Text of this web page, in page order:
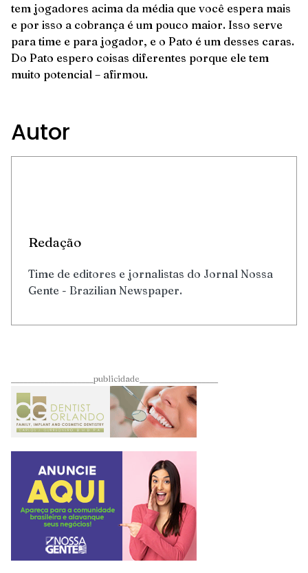
tem jogadores acima da média que você espera mais
e por isso a cobrança é um pouco maior. Isso serve
para time e para jogador, e o Pato é um desses caras.
Do Pato espero coisas diferentes porque ele tem
muito potencial – afirmou.
Autor
Redação
Time de editores e jornalistas do Jornal Nossa
Gente - Brazilian Newspaper.
____________________publicidade___________________